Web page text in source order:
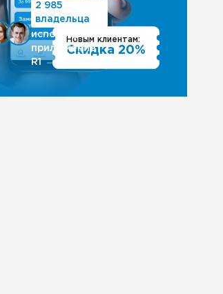
Новым клиентам:
Скидка 20%
2 985
владельца
используют
приложение
R1